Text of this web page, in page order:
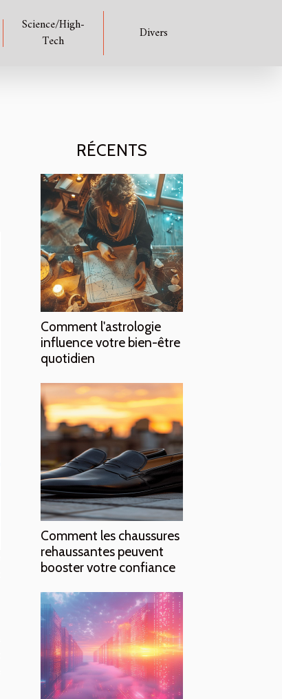
Science/High-
Tech
Divers
RÉCENTS
Comment l'astrologie
influence votre bien-être
quotidien
Comment les chaussures
rehaussantes peuvent
booster votre confiance